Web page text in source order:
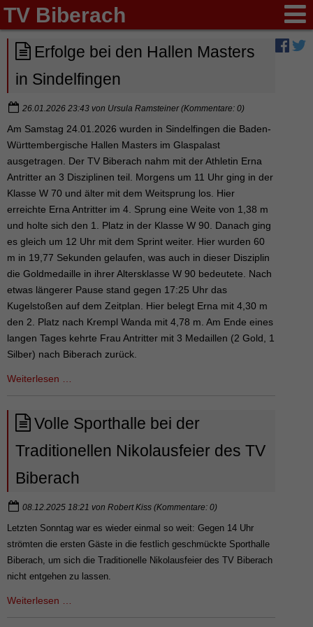
TV Biberach
Erfolge bei den Hallen Masters
in Sindelfingen
26.01.2026 23:43 von Ursula Ramsteiner(Kommentare: 0)
Am Samstag 24.01.2026 wurden in Sindelfingen die Baden-
Württembergische Hallen Masters im Glaspalast
ausgetragen. Der TV Biberach nahm mit der Athletin Erna
Antritter an 3 Disziplinen teil. Morgens um 11 Uhr ging in der
Klasse W 70 und älter mit dem Weitsprung los. Hier
erreichte Erna Antritter im 4. Sprung eine Weite von 1,38 m
und holte sich den 1. Platz in der Klasse W 90. Danach ging
es gleich um 12 Uhr mit dem Sprint weiter. Hier wurden 60
m in 19,77 Sekunden gelaufen, was auch in dieser Disziplin
die Goldmedaille in ihrer Altersklasse W 90 bedeutete. Nach
etwas längerer Pause stand gegen 17:25 Uhr das
Kugelstoßen auf dem Zeitplan. Hier belegt Erna mit 4,30 m
den 2. Platz nach Krempl Wanda mit 4,78 m. Am Ende eines
langen Tages kehrte Frau Antritter mit 3 Medaillen (2 Gold, 1
Silber) nach Biberach zurück.
Weiterlesen …
Hallen
Masters
in
Sindelfingen
Volle Sporthalle bei der
Traditionellen Nikolausfeier des TV
Biberach
08.12.2025 18:21 von Robert Kiss (Kommentare: 0)
Letzten Sonntag war es wieder einmal so weit: Gegen 14 Uhr
strömten die ersten Gäste in die festlich geschmückte Sporthalle
Biberach, um sich die Traditionelle Nikolausfeier des TV Biberach
nicht entgehen zu lassen.
Weiterlesen …